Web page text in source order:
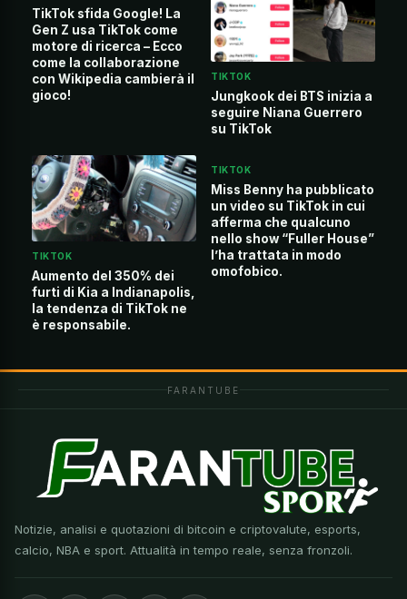
TikTok sfida Google! La
Gen Z usa TikTok come
motore di ricerca – Ecco
come la collaborazione
con Wikipedia cambierà il
gioco!
TIKTOK
Jungkook dei BTS inizia a
seguire Niana Guerrero
su TikTok
TIKTOK
Aumento del 350% dei
furti di Kia a Indianapolis,
la tendenza di TikTok ne
è responsabile.
TIKTOK
Miss Benny ha pubblicato
un video su TikTok in cui
afferma che qualcuno
nello show “Fuller House”
l’ha trattata in modo
omofobico.
FARANTUBE
Notizie, analisi e quotazioni di bitcoin e criptovalute, esports,
calcio, NBA e sport. Attualità in tempo reale, senza fronzoli.